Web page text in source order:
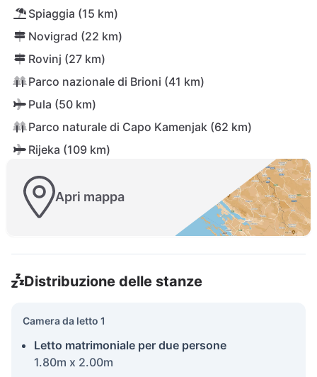
Spiaggia (15 km)
Novigrad (22 km)
Rovinj (27 km)
Parco nazionale di Brioni (41 km)
Pula (50 km)
Parco naturale di Capo Kamenjak (62 km)
Rijeka (109 km)
Apri mappa
Distribuzione delle stanze
Camera da letto 1
Letto matrimoniale per due persone
1.80m x 2.00m